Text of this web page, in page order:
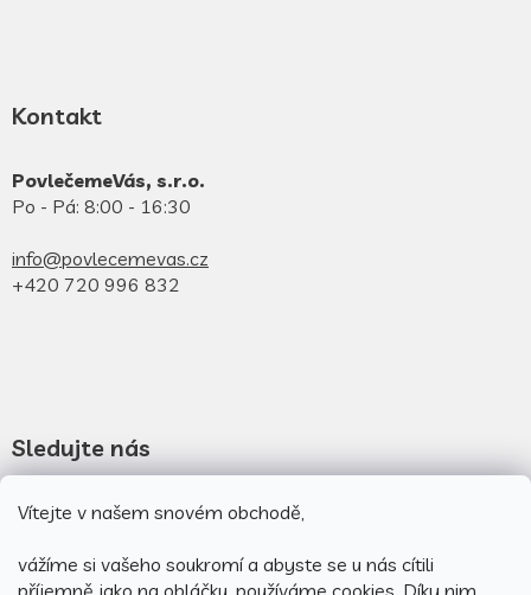
Vítejte v našem snovém obchodě,
vážíme si vašeho soukromí a abyste se u nás cítili
příjemně jako na obláčku, používáme cookies. Díky nim
Kontakt
PovlečemeVás, s.r.o.
Po - Pá: 8:00 - 16:30
info@povlecemevas.cz
+420 720 996 832
Sledujte nás
Novinky na facebooku
Novinky na instagramu